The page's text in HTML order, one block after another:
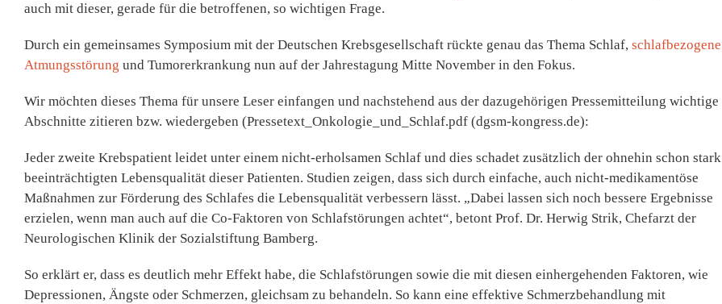
auch mit dieser, gerade für die betroffenen, so wichtigen Frage.
Durch ein gemeinsames Symposium mit der Deutschen Krebsgesellschaft rückte genau das Thema Schlaf, schlafbezogene
Atmungsstörung und Tumorerkrankung nun auf der Jahrestagung Mitte November in den Fokus.
Wir möchten dieses Thema für unsere Leser einfangen und nachstehend aus der dazugehörigen Pressemitteilung wichtige
Abschnitte zitieren bzw. wiedergeben (Pressetext_Onkologie_und_Schlaf.pdf (dgsm-kongress.de):
Jeder zweite Krebspatient leidet unter einem nicht-erholsamen Schlaf und dies schadet zusätzlich der ohnehin schon stark
beeinträchtigten Lebensqualität dieser Patienten. Studien zeigen, dass sich durch einfache, auch nicht-medikamentöse
Maßnahmen zur Förderung des Schlafes die Lebensqualität verbessern lässt. „Dabei lassen sich noch bessere Ergebnisse
erzielen, wenn man auch auf die Co-Faktoren von Schlafstörungen achtet“, betont Prof. Dr. Herwig Strik, Chefarzt der
Neurologischen Klinik der Sozialstiftung Bamberg.
So erklärt er, dass es deutlich mehr Effekt habe, die Schlafstörungen sowie die mit diesen einhergehenden Faktoren, wie
Depressionen, Ängste oder Schmerzen, gleichsam zu behandeln. So kann eine effektive Schmerzbehandlung mit